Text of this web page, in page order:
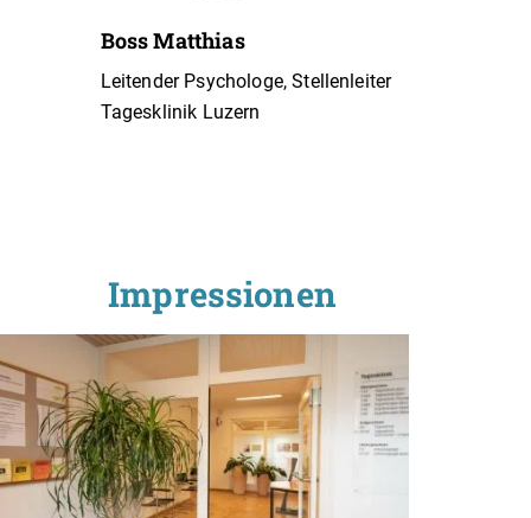
Boss Matthias
Leitender Psychologe, Stellenleiter
Tagesklinik Luzern
Impressionen